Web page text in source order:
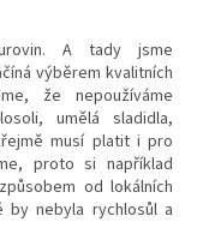
A tady jsme
výběrem kvalitních
že nepoužíváme
umělá sladidla,
musí platit i pro
proto si například
od lokálních
by nebyla rychlosůl a